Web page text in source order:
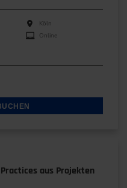
Köln
Online
aus Projekten